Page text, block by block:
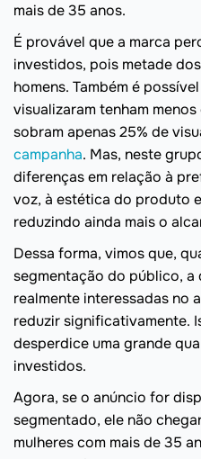
mais de 35 anos.
É provável que a marca
investidos, pois metade
homens. Também é
visualizaram tenham
sobram apenas 25% de
campanha. Mas, neste
diferenças em relação à
voz, à estética do produto
reduzindo ainda mais o
Dessa forma, vimos que,
segmentação do público, a
realmente interessadas no
reduzir significativamente.
desperdice uma grande
investidos.
Agora, se o anúncio for
segmentado, ele não
mulheres com mais de 35